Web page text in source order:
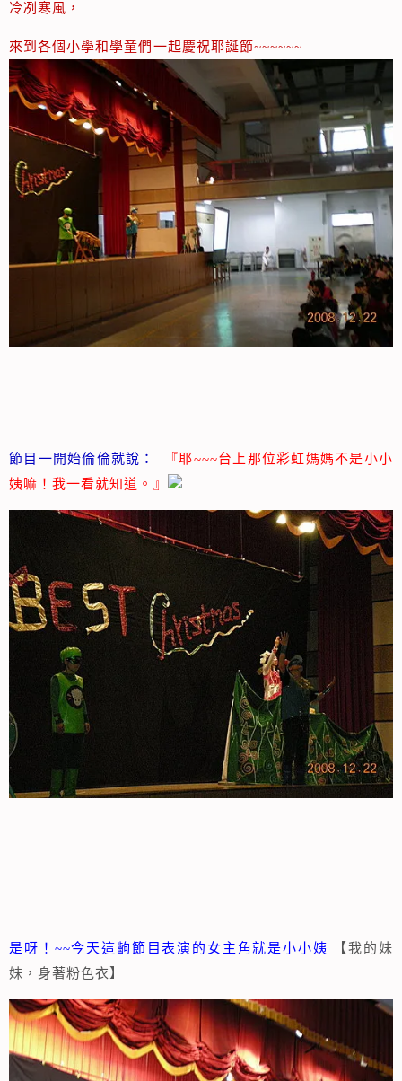
冷冽寒風，
來到各個小學和學童們一起慶祝耶誕節~~~~~~
節目一開始倫倫就說：
『耶~~~台上那位彩虹媽媽不是小小
姨嘛！我一看就知道。』
是呀！~~今天這齣節目表演的女主角就是小小姨
【我的妹
妹，身著粉色衣】